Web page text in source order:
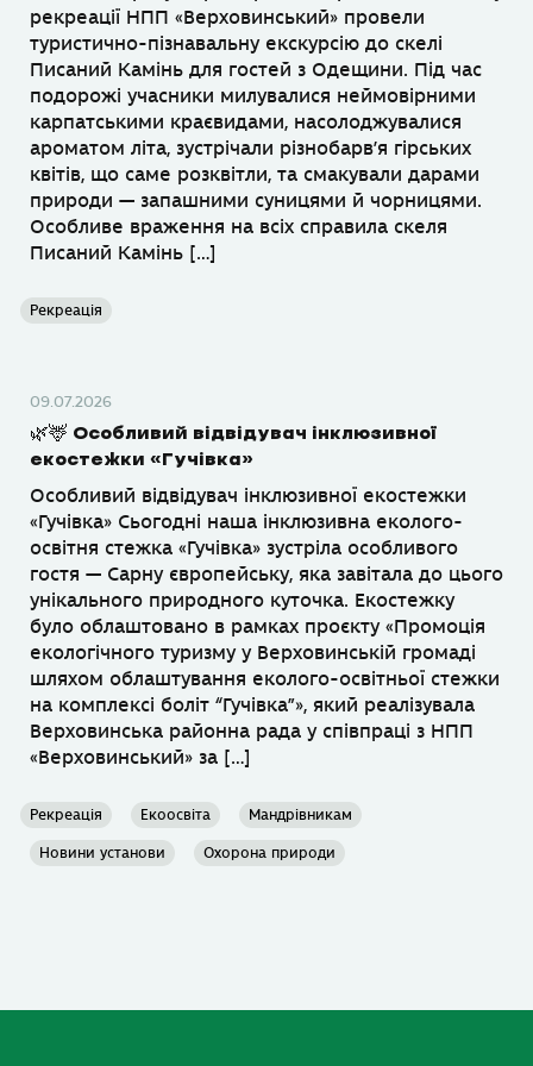
рекреації НПП «Верховинський» провели
туристично-пізнавальну екскурсію до скелі
Писаний Камінь для гостей з Одещини. Під час
подорожі учасники милувалися неймовірними
карпатськими краєвидами, насолоджувалися
ароматом літа, зустрічали різнобарв’я гірських
квітів, що саме розквітли, та смакували дарами
природи — запашними суницями й чорницями.
Особливе враження на всіх справила скеля
Писаний Камінь […]
Рекреація
09.07.2026
🌿🦌 Особливий відвідувач інклюзивної
екостежки «Гучівка»
Особливий відвідувач інклюзивної екостежки
«Гучівка» Сьогодні наша інклюзивна еколого-
освітня стежка «Гучівка» зустріла особливого
гостя — Сарну європейську, яка завітала до цього
унікального природного куточка. Екостежку
було облаштовано в рамках проєкту «Промоція
екологічного туризму у Верховинській громаді
шляхом облаштування еколого-освітньої стежки
на комплексі боліт “Гучівка”», який реалізувала
Верховинська районна рада у співпраці з НПП
«Верховинський» за […]
Рекреація Екоосвіта Мандрівникам
Новини установи Охорона природи